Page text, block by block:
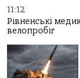
11:12
Рівненські
велопробіг